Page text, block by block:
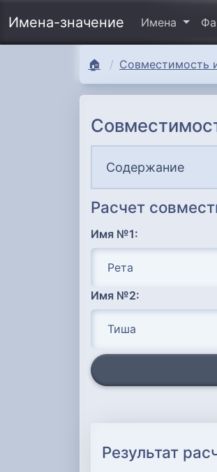
Имена-значение Имена
🏠 Совместимость
Содержание
Расчет
Имя №1:
Имя №2:
Результат